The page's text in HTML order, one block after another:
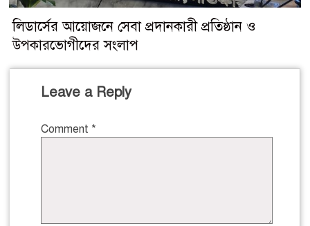
লিডার্সের আয়োজনে সেবা প্রদানকারী প্রতিষ্ঠান ও
উপকারভোগীদের সংলাপ
Leave a Reply
Comment *